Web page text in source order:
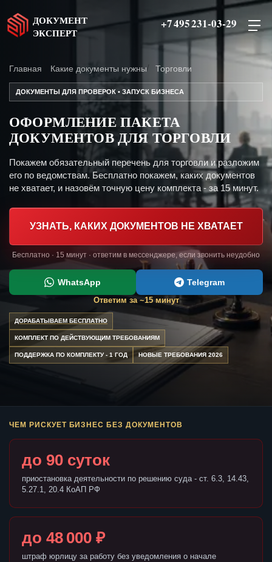
ДОКУМЕНТ
ЭКСПЕРТ
+7 495 231-03-29
Главная Какие документы нужны Торговли
ДОКУМЕНТЫ ДЛЯ ПРОВЕРОК • ЗАПУСК БИЗНЕСА
ОФОРМЛЕНИЕ ПАКЕТА
ДОКУМЕНТОВ ДЛЯ ТОРГОВЛИ
Покажем обязательный перечень для торговли и разложим
его по ведомствам. Бесплатно покажем, каких документов
не хватает, и назовём точную цену комплекта - за 15 минут.
УЗНАТЬ, КАКИХ ДОКУМЕНТОВ НЕ ХВАТАЕТ
Бесплатно · 15 минут · ответим в мессенджере, если звонить неудобно
WhatsApp Telegram
Ответим за ~15 минут
ДОРАБАТЫВАЕМ БЕСПЛАТНО
КОМПЛЕКТ ПО ДЕЙСТВУЮЩИМ ТРЕБОВАНИЯМ
ПОДДЕРЖКА ПО КОМПЛЕКТУ - 1 ГОД НОВЫЕ ТРЕБОВАНИЯ 2026
ЧЕМ РИСКУЕТ БИЗНЕС БЕЗ ДОКУМЕНТОВ
до 90 суток
приостановка деятельности по решению суда - ст. 6.3, 14.43,
5.27.1, 20.4 КоАП РФ
до 48 000 ₽
штраф юрлицу за работу без уведомления о начале